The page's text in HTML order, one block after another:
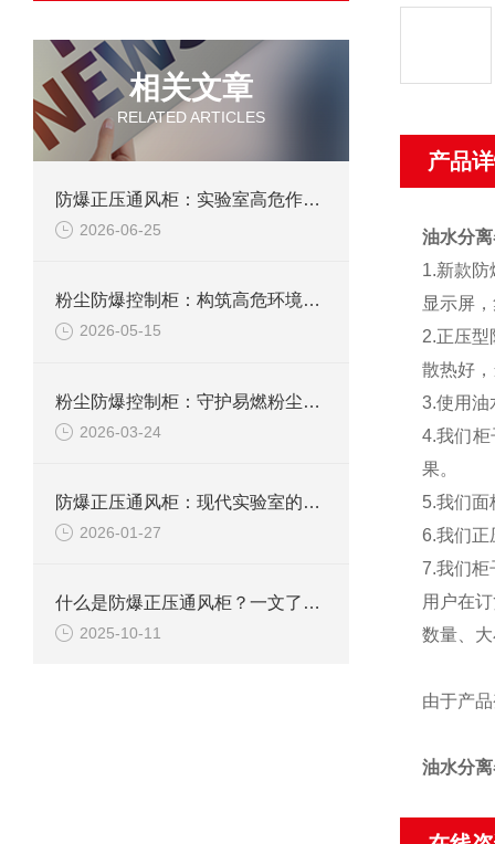
相关文章
RELATED ARTICLES
防爆正压通风柜：实验室高危作业的安全防护载体
2026-06-25
粉尘防爆控制柜：构筑高危环境下的电气安全屏障
2026-05-15
粉尘防爆控制柜：守护易燃粉尘环境下的电气安全
2026-03-24
防爆正压通风柜：现代实验室的安全屏障
2026-01-27
什么是防爆正压通风柜？一文了解其定义、原理及应用
2025-10-11
产品
油水分
1.新款
显示屏
2.正压
散热好
3.使用油
4.我们
果。
5.我们面
6.我们正
7.我们柜
用户在
数量、
由于产
油水分